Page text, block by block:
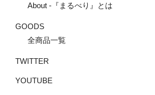
About -『まるべり』とは
GOODS
全商品一覧
TWITTER
YOUTUBE